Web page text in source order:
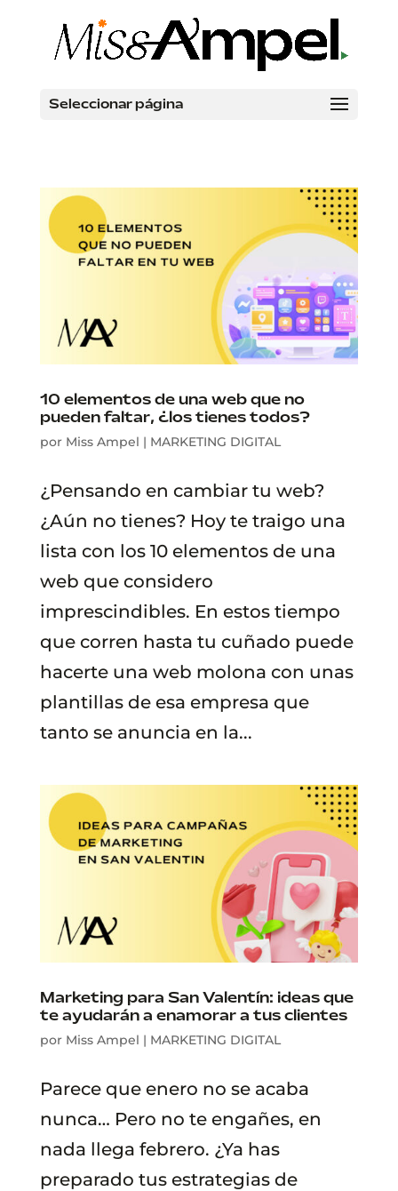
Seleccionar página
10 elementos de una web que no
pueden faltar, ¿los tienes todos?
por Miss Ampel | MARKETING DIGITAL
¿Pensando en cambiar tu web?
¿Aún no tienes? Hoy te traigo una
lista con los 10 elementos de una
web que considero
imprescindibles. En estos tiempo
que corren hasta tu cuñado puede
hacerte una web molona con unas
plantillas de esa empresa que
tanto se anuncia en la...
Marketing para San Valentín: ideas que
te ayudarán a enamorar a tus clientes
por Miss Ampel | MARKETING DIGITAL
Parece que enero no se acaba
nunca… Pero no te engañes, en
nada llega febrero. ¿Ya has
preparado tus estrategias de